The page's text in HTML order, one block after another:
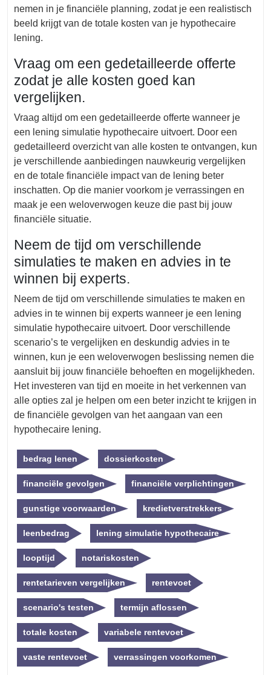
nemen in je financiële planning, zodat je een realistisch
beeld krijgt van de totale kosten van je hypothecaire
lening.
Vraag om een gedetailleerde offerte
zodat je alle kosten goed kan
vergelijken.
Vraag altijd om een gedetailleerde offerte wanneer je
een lening simulatie hypothecaire uitvoert. Door een
gedetailleerd overzicht van alle kosten te ontvangen, kun
je verschillende aanbiedingen nauwkeurig vergelijken
en de totale financiële impact van de lening beter
inschatten. Op die manier voorkom je verrassingen en
maak je een weloverwogen keuze die past bij jouw
financiële situatie.
Neem de tijd om verschillende
simulaties te maken en advies in te
winnen bij experts.
Neem de tijd om verschillende simulaties te maken en
advies in te winnen bij experts wanneer je een lening
simulatie hypothecaire uitvoert. Door verschillende
scenario’s te vergelijken en deskundig advies in te
winnen, kun je een weloverwogen beslissing nemen die
aansluit bij jouw financiële behoeften en mogelijkheden.
Het investeren van tijd en moeite in het verkennen van
alle opties zal je helpen om een beter inzicht te krijgen in
de financiële gevolgen van het aangaan van een
hypothecaire lening.
bedrag lenen dossierkosten
financiële gevolgen financiële verplichtingen
gunstige voorwaarden kredietverstrekkers
leenbedrag lening simulatie hypothecaire
looptijd notariskosten
rentetarieven vergelijken rentevoet
scenario's testen termijn aflossen
totale kosten variabele rentevoet
vaste rentevoet verrassingen voorkomen